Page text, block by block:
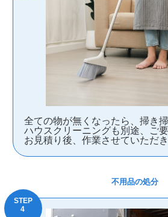
全ての物が無くなったら、掃き掃
ハウスクリーニングも別途、ご
お見積り後、作業させていただき
不用品の処分